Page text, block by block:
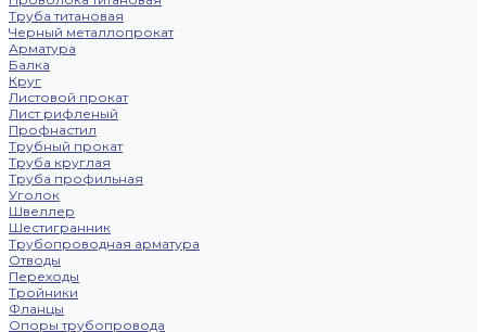
Труба титановая
Черный металлопрокат
Арматура
Балка
Круг
Листовой прокат
Лист рифленый
Профнастил
Трубный прокат
Труба круглая
Труба профильная
Уголок
Швеллер
Шестигранник
Трубопроводная арматура
Отводы
Переходы
Тройники
Фланцы
Опоры трубопровода